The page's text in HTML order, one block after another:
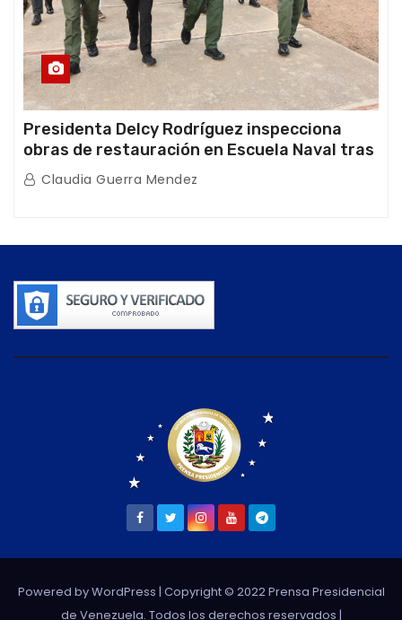
Presidenta Delcy Rodríguez inspecciona
obras de restauración en Escuela Naval tras
afectaciones sísmicas en La Guaira
Claudia Guerra Mendez
Powered by WordPress | Copyright © 2022 Prensa Presidencial
de Venezuela. Todos los derechos reservados |